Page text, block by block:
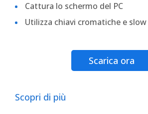
Cattura lo schermo del PC
Utilizza chiavi cromatiche e
Scarica ora
Scopri di più